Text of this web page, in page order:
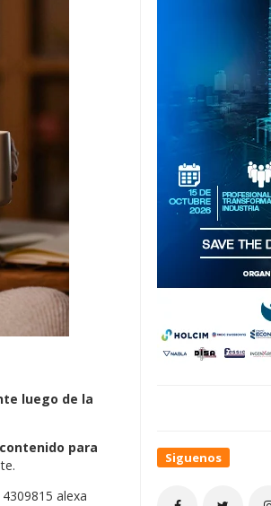
luego de la
para
Siguenos